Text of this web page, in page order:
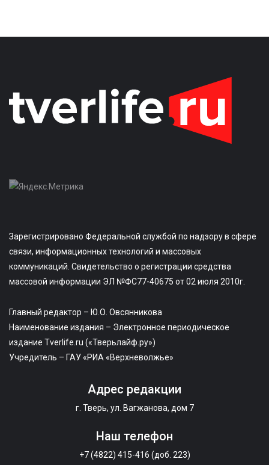
Зарегистрировано Федеральной службой по надзору в сфере
связи, информационных технологий и массовых
коммуникаций. Свидетельство о регистрации средства
массовой информации ЭЛ №ФС77-40675 от 02 июля 2010г.
Главный редактор – Ю.О. Овсянникова
Наименование издания – Электронное периодическое
издание Tverlife.ru («Тверьлайф.ру»)
Учредитель – ГАУ «РИА «Верхневолжье»
Адрес редакции
г. Тверь, ул. Вагжанова, дом 7
Наш телефон
+7 (4822) 415-416 (доб. 223)